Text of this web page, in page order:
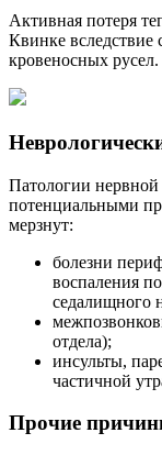
Активная потеря
Квинке вследствие
кровеносных русел.
Патологии
потенциальными
мерзнут:
болезни
воспаления
седалищного
отдела);
инсульты,
частичной
Прочие